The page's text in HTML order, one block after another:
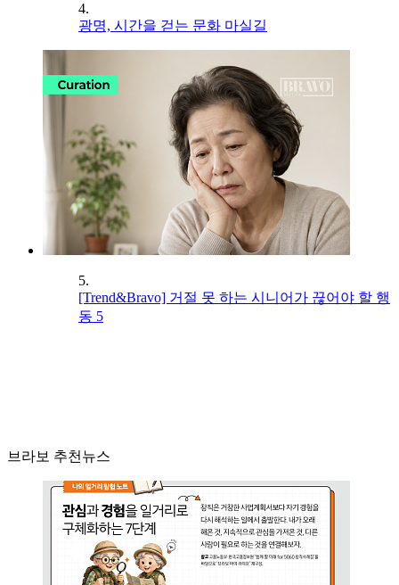
4.
광명, 시간을 걷는 문화 마실길
5.
[Trend&Bravo] 거절 못 하는 시니어가 끊어야 할 행
동 5
브라보 추천뉴스